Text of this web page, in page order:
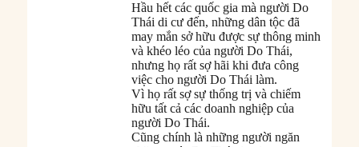
Hầu hết các quốc gia mà người Do
Thái di cư đến, những dân tộc đã
may mắn sở hữu được sự thông minh
và khéo léo của người Do Thái,
nhưng họ rất sợ hãi khi đưa công
việc cho người Do Thái làm.
Vì họ rất sợ sự thống trị và chiếm
hữu tất cả các doanh nghiệp của
người Do Thái.
Cũng chính là những người ngăn